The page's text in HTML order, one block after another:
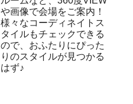
や画像で会場をご案内！
様々なコーディネイトス
タイルもチェックできる
ので、おふたりにぴった
りのスタイルが見つかる
はず♪